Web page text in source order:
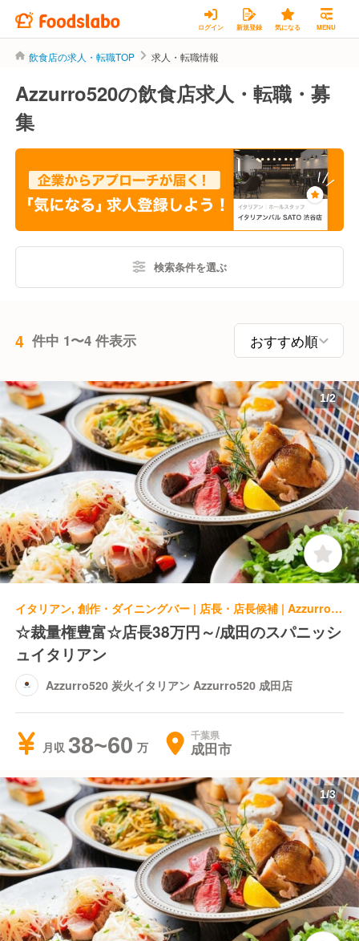
ログイン 新規登録 気になる MENU
飲食店の求人・転職TOP 求人・転職情報
Azzurro520の飲食店求人・転職・募
集
検索条件を選ぶ
4 件中 1〜4 件表示
1/2
イタリアン, 創作・ダイニングバー | 店長・店長候補 | Azzurro520 炭火イタリアン Azzurro520 成田店
☆裁量権豊富☆店長38万円～/成田のスパニッシ
ュイタリアン
Azzurro520 炭火イタリアン Azzurro520 成田店
月収 38~60 千葉県
成田市
1/3